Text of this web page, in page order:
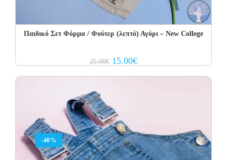
Παιδικό Σετ Φόρμα / Φούτερ (λεπτό) Αγόρι – New College
25.00€ Original
price
15.00€Current
price
-40%